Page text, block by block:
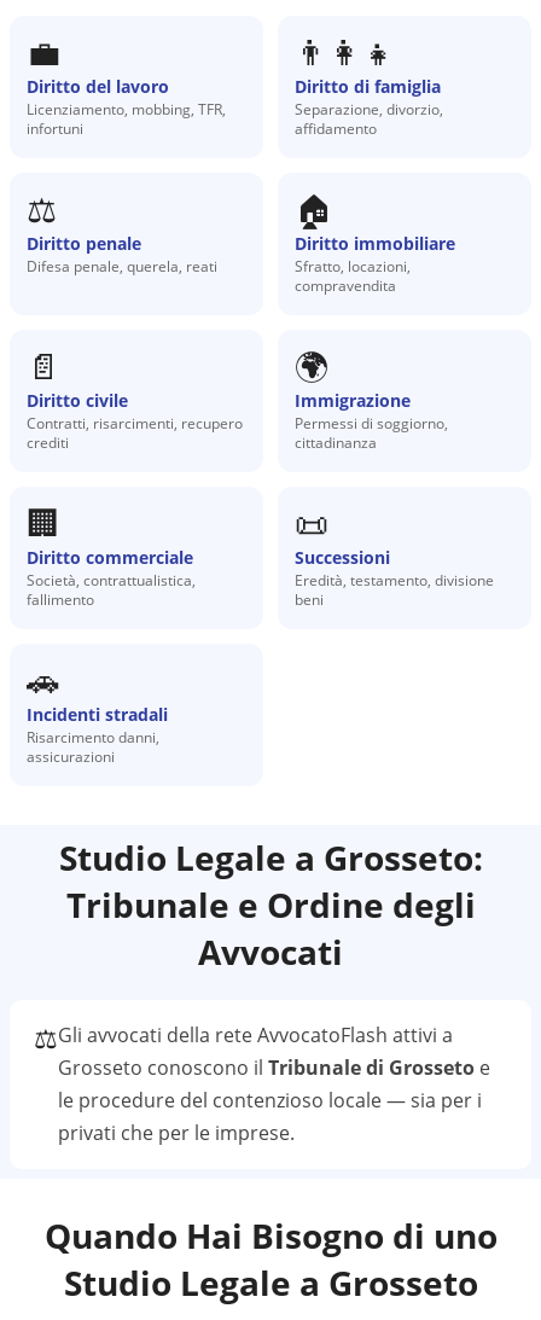
💼
Diritto del lavoro
Licenziamento, mobbing, TFR,
infortuni
👨‍👩‍👧
Diritto di famiglia
Separazione, divorzio,
affidamento
⚖️
Diritto penale
Difesa penale, querela, reati
🏠
Diritto immobiliare
Sfratto, locazioni,
compravendita
📄
Diritto civile
Contratti, risarcimenti, recupero
crediti
🌍
Immigrazione
Permessi di soggiorno,
cittadinanza
🏢
Diritto commerciale
Società, contrattualistica,
fallimento
📜
Successioni
Eredità, testamento, divisione
beni
🚗
Incidenti stradali
Risarcimento danni,
assicurazioni
Studio Legale a Grosseto:
Tribunale e Ordine degli
Avvocati
⚖️Gli avvocati della rete AvvocatoFlash attivi a
Grosseto conoscono il Tribunale di Grosseto e
le procedure del contenzioso locale — sia per i
privati che per le imprese.
Quando Hai Bisogno di uno
Studio Legale a Grosseto